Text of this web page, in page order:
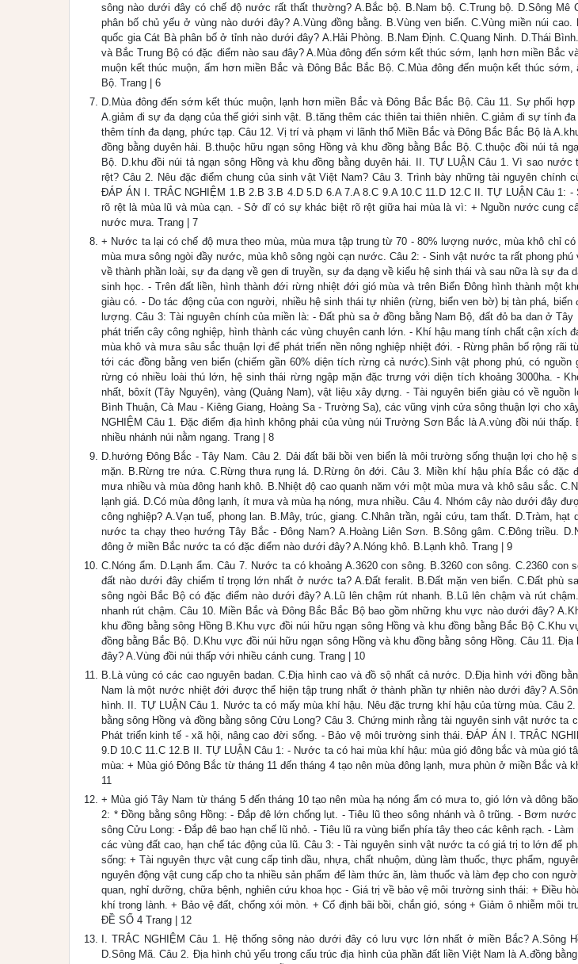
sông nào dưới đây có chế độ nước rất thất thường? A.Bắc bộ. B.Nam bộ. C.Trung bộ. D.Sông Mê
phân bố chủ yếu ở vùng nào dưới đây? A.Vùng đồng bằng. B.Vùng ven biển. C.Vùng miền núi
quốc gia Cát Bà phân bố ở tỉnh nào dưới đây? A.Hải Phòng. B.Nam Định. C.Quang Ninh. D.Thái
và Bắc Trung Bộ có đặc điểm nào sau đây? A.Mùa đông đến sớm kết thúc sớm, lạnh hơn miền Bắc
muộn kết thúc muộn, ấm hơn miền Bắc và Đông Bắc Bắc Bộ. C.Mùa đông đến muộn kết thúc
Bộ. Trang | 6
D.Mùa đông đến sớm kết thúc muộn, lạnh hơn miền Bắc và Đông Bắc Bắc Bộ. Câu 11. Sự phối
A.giảm đi sự đa dạng của thế giới sinh vật. B.tăng thêm các thiên tai thiên nhiên. C.giảm đi sự tính
thêm tính đa dạng, phức tạp. Câu 12. Vị trí và phạm vi lãnh thổ Miền Bắc và Đông Bắc Bắc Bộ là
đồng bằng duyên hải. B.thuộc hữu ngạn sông Hồng và khu đồng bằng Bắc Bộ. C.thuộc đồi núi tả
Bộ. D.khu đồi núi tả ngạn sông Hồng và khu đồng bằng duyên hải. II. TỰ LUẬN Câu 1. Vì sao
rệt? Câu 2. Nêu đặc điểm chung của sinh vật Việt Nam? Câu 3. Trình bày những tài nguyên chính
ĐÁP ÁN I. TRẮC NGHIỆM 1.B 2.B 3.B 4.D 5.D 6.A 7.A 8.C 9.A 10.C 11.D 12.C II. TỰ LUẬN Câu 1:
rõ rệt là mùa lũ và mùa cạn. - Sở dĩ có sự khác biệt rõ rệt giữa hai mùa là vì: + Nguồn nước cung
nước mưa. Trang | 7
+ Nước ta lại có chế độ mưa theo mùa, mùa mưa tập trung từ 70 - 80% lượng nước, mùa khô chỉ
mùa mưa sông ngòi đầy nước, mùa khô sông ngòi cạn nước. Câu 2: - Sinh vật nước ta rất phong
về thành phần loài, sự đa dạng về gen di truyền, sự đa dạng về kiểu hệ sinh thái và sau nữa là sự đa
sinh học. - Trên đất liền, hình thành đới rừng nhiệt đới gió mùa và trên Biển Đông hình thành một
giàu có. - Do tác động của con người, nhiều hệ sinh thái tự nhiên (rừng, biển ven bờ) bị tàn phá,
lượng. Câu 3: Tài nguyên chính của miền là: - Đất phù sa ở đồng bằng Nam Bộ, đất đỏ ba dan ở
phát triển cây công nghiệp, hình thành các vùng chuyên canh lớn. - Khí hậu mang tính chất cận xích
mùa khô và mưa sâu sắc thuận lợi để phát triển nền nông nghiệp nhiệt đới. - Rừng phân bố rộng rãi
tới các đồng bằng ven biển (chiếm gần 60% diện tích rừng cả nước).Sinh vật phong phú, có
rừng có nhiều loài thú lớn, hệ sinh thái rừng ngập mặn đặc trưng với diện tích khoảng 3000ha. -
nhất, bôxít (Tây Nguyên), vàng (Quảng Nam), vật liệu xây dựng. - Tài nguyên biển giàu có về
Bình Thuận, Cà Mau - Kiêng Giang, Hoàng Sa - Trường Sa), các vũng vịnh cửa sông thuận lợi cho
NGHIỆM Câu 1. Đặc điểm địa hình không phải của vùng núi Trường Sơn Bắc là A.vùng đồi núi
nhiều nhánh núi nằm ngang. Trang | 8
D.hướng Đông Bắc - Tây Nam. Câu 2. Dải đất bãi bồi ven biển là môi trường sống thuận lợi cho hệ
mặn. B.Rừng tre nứa. C.Rừng thưa rụng lá. D.Rừng ôn đới. Câu 3. Miền khí hậu phía Bắc có đặc
mưa nhiều và mùa đông hanh khô. B.Nhiệt độ cao quanh năm với một mùa mưa và khô sâu sắc.
lạnh giá. D.Có mùa đông lạnh, ít mưa và mùa hạ nóng, mưa nhiều. Câu 4. Nhóm cây nào dưới đây
công nghiệp? A.Vạn tuế, phong lan. B.Mây, trúc, giang. C.Nhân trần, ngải cứu, tam thất. D.Tràm,
nước ta chạy theo hướng Tây Bắc - Đông Nam? A.Hoàng Liên Sơn. B.Sông gâm. C.Đông triều.
đông ở miền Bắc nước ta có đặc điểm nào dưới đây? A.Nóng khô. B.Lạnh khô. Trang | 9
C.Nóng ẩm. D.Lạnh ẩm. Câu 7. Nước ta có khoảng A.3620 con sông. B.3260 con sông. C.2360 con
đất nào dưới đây chiếm tỉ trọng lớn nhất ở nước ta? A.Đất feralit. B.Đất mặn ven biển. C.Đất phù
sông ngòi Bắc Bộ có đặc điểm nào dưới đây? A.Lũ lên chậm rút nhanh. B.Lũ lên chậm và rút
nhanh rút chậm. Câu 10. Miền Bắc và Đông Bắc Bắc Bộ bao gồm những khu vực nào dưới đây?
khu đồng bằng sông Hồng B.Khu vực đồi núi hữu ngạn sông Hồng và khu đồng bằng Bắc Bộ C.Khu
đồng bằng Bắc Bộ. D.Khu vực đồi núi hữu ngạn sông Hồng và khu đồng bằng sông Hồng. Câu 11.
đây? A.Vùng đồi núi thấp với nhiều cánh cung. Trang | 10
B.Là vùng có các cao nguyên badan. C.Địa hình cao và đồ sộ nhất cả nước. D.Địa hình với đồng
Nam là một nước nhiệt đới được thể hiện tập trung nhất ở thành phần tự nhiên nào dưới đây?
hình. II. TỰ LUẬN Câu 1. Nước ta có mấy mùa khí hậu. Nêu đặc trưng khí hậu của từng mùa. Câu
bằng sông Hồng và đồng bằng sông Cửu Long? Câu 3. Chứng minh rằng tài nguyên sinh vật nước
Phát triển kinh tế - xã hội, nâng cao đời sống. - Bảo vệ môi trường sinh thái. ĐÁP ÁN I. TRẮC
9.D 10.C 11.C 12.B II. TỰ LUẬN Câu 1: - Nước ta có hai mùa khí hậu: mùa gió đông bắc và mùa gió
mùa: + Mùa gió Đông Bắc từ tháng 11 đến tháng 4 tạo nên mùa đông lạnh, mưa phùn ở miền Bắc và
11
+ Mùa gió Tây Nam từ tháng 5 đến tháng 10 tạo nên mùa hạ nóng ẩm có mưa to, gió lớn và dông
2: * Đồng bằng sông Hồng: - Đắp đê lớn chống lụt. - Tiêu lũ theo sông nhánh và ô trũng. - Bơm
sông Cửu Long: - Đắp đê bao hạn chế lũ nhỏ. - Tiêu lũ ra vùng biển phía tây theo các kênh rạch. -
các vùng đất cao, hạn chế tác động của lũ. Câu 3: - Tài nguyên sinh vật nước ta có giá trị to lớn để
sống: + Tài nguyên thực vật cung cấp tinh dầu, nhựa, chất nhuộm, dùng làm thuốc, thực phẩm,
nguyên động vật cung cấp cho ta nhiều sản phẩm để làm thức ăn, làm thuốc và làm đẹp cho con
quan, nghỉ dưỡng, chữa bệnh, nghiên cứu khoa học - Giá trị về bảo vệ môi trường sinh thái: + Điều
khí trong lành. + Bảo vệ đất, chống xói mòn. + Cố định bãi bồi, chắn gió, sóng + Giảm ô nhiễm môi
ĐỀ SỐ 4 Trang | 12
I. TRẮC NGHIỆM Câu 1. Hệ thống sông nào dưới đây có lưu vực lớn nhất ở miền Bắc? A.Sông
D.Sông Mã. Câu 2. Địa hình chủ yếu trong cấu trúc địa hình của phần đất liền Việt Nam là A.đồng